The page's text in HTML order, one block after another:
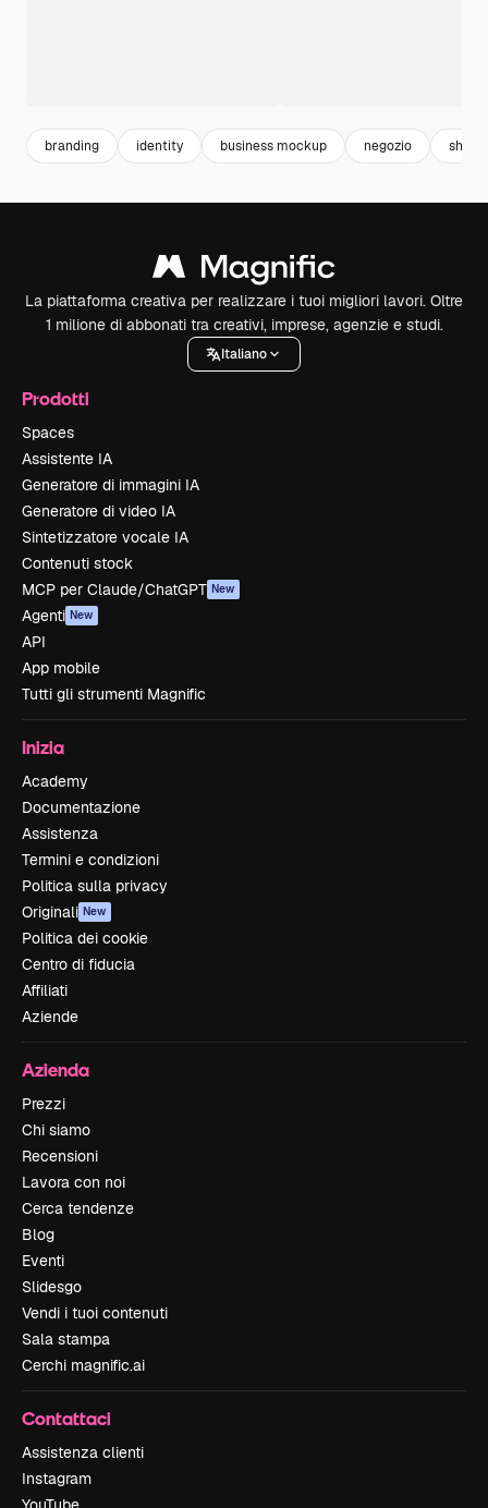
branding identity business mockup negozio shop
La piattaforma creativa per realizzare i tuoi migliori lavori. Oltre
1 milione di abbonati tra creativi, imprese, agenzie e studi.
Italiano
Prodotti
Spaces
Assistente IA
Generatore di immagini IA
Generatore di video IA
Sintetizzatore vocale IA
Contenuti stock
MCP per Claude/ChatGPT New
Agenti New
API
App mobile
Tutti gli strumenti Magnific
Inizia
Academy
Documentazione
Assistenza
Termini e condizioni
Politica sulla privacy
Originali New
Politica dei cookie
Centro di fiducia
Affiliati
Aziende
Azienda
Prezzi
Chi siamo
Recensioni
Lavora con noi
Cerca tendenze
Blog
Eventi
Slidesgo
Vendi i tuoi contenuti
Sala stampa
Cerchi magnific.ai
Contattaci
Assistenza clienti
Instagram